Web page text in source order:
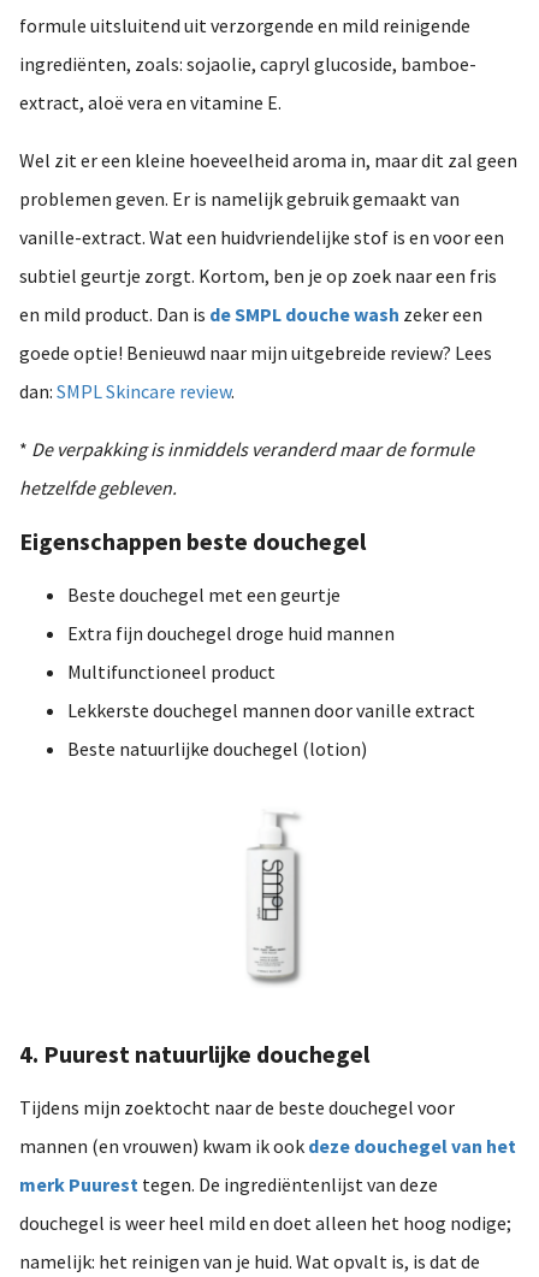
formule uitsluitend uit verzorgende en mild reinigende
ingrediënten, zoals: sojaolie, capryl glucoside, bamboe-
extract, aloë vera en vitamine E.
Wel zit er een kleine hoeveelheid aroma in, maar dit zal geen
problemen geven. Er is namelijk gebruik gemaakt van
vanille-extract. Wat een huidvriendelijke stof is en voor een
subtiel geurtje zorgt. Kortom, ben je op zoek naar een fris
en mild product. Dan is de SMPL douche wash zeker een
goede optie! Benieuwd naar mijn uitgebreide review? Lees
dan: SMPL Skincare review.
* De verpakking is inmiddels veranderd maar de formule
hetzelfde gebleven.
Eigenschappen beste douchegel
Beste douchegel met een geurtje
Extra fijn douchegel droge huid mannen
Multifunctioneel product
Lekkerste douchegel mannen door vanille extract
Beste natuurlijke douchegel (lotion)
4. Puurest natuurlijke douchegel
Tijdens mijn zoektocht naar de beste douchegel voor
mannen (en vrouwen) kwam ik ook deze douchegel van het
merk Puurest tegen. De ingrediëntenlijst van deze
douchegel is weer heel mild en doet alleen het hoog nodige;
namelijk: het reinigen van je huid. Wat opvalt is, is dat de